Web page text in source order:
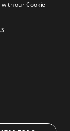
our Cookie